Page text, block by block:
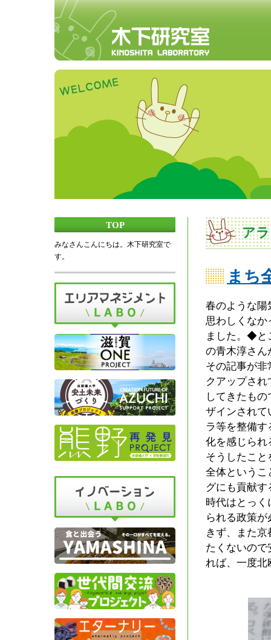
TOP
みなさんこんにちは。木下研究室で
す。
ア
まち
春のような陽
思わしくなか
ました。◆と
の青木淳さん
その記事が
クアップさ
してきたも
ザインされて
ラ等を整備
化を感じられ
そうしたこ
全体というこ
グにも貢献
時代はとっ
られる政策
きず、また
たくないの
れば、一度北